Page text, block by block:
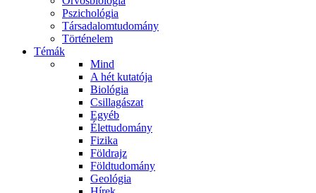
Pszichológia
Társadalomtudomány
Történelem
Témák
Mind
A hét kutatója
Biológia
Csillagászat
Egyéb
Élettudomány
Fizika
Földrajz
Földtudomány
Geológia